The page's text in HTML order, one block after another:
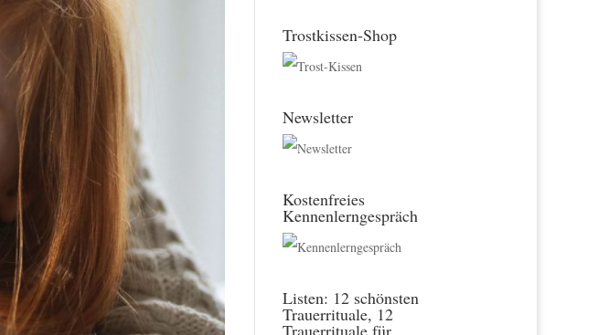
Trostkissen-Shop
Newsletter
Kostenfreies
Kennenlerngespräch
Listen: 12 schönsten
Trauerrituale, 12
Trauerrituale für